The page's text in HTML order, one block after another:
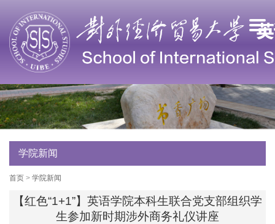
学院新闻
首页 > 学院新闻
【红色“1+1”】英语学院本科生联合党支部组织学
生参加新时期涉外商务礼仪讲座